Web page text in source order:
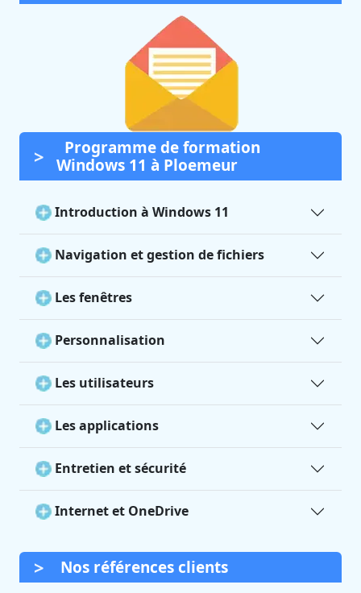
Programme de formation
Windows 11 à Ploemeur
Introduction à Windows 11
Navigation et gestion de fichiers
Les fenêtres
Personnalisation
Les utilisateurs
Les applications
Entretien et sécurité
Internet et OneDrive
Nos références clients